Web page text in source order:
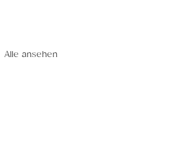
Alle ansehen